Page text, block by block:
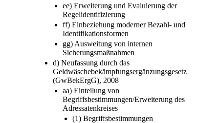
ee) Erweiterung und Evaluierung der
Regelidentifizierung
ff) Einbeziehung moderner Bezahl- und
Identifikationsformen
gg) Ausweitung von internen
Sicherungsmaßnahmen
d) Neufassung durch das
Geldwäschebekämpfungsergänzungsgesetz
(GwBekErgG), 2008
aa) Einteilung von
Begriffsbestimmungen/Erweiterung des
Adressatenkreises
(1) Begriffsbestimmungen